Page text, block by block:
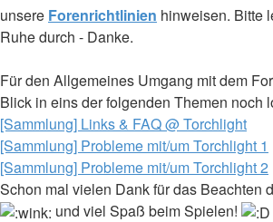
unsere Forenrichtlinien hinweisen. Bitte
Ruhe durch - Danke.
Für den Allgemeines Umgang mit dem
Blick in eins der folgenden Themen noch
[Sammlung] Links & FAQ @ Torchlight
[Sammlung] Probleme mit/um Torchlight 1
[Sammlung] Probleme mit/um Torchlight 2
Schon mal vielen Dank für das Beachten
und viel Spaß beim Spielen!